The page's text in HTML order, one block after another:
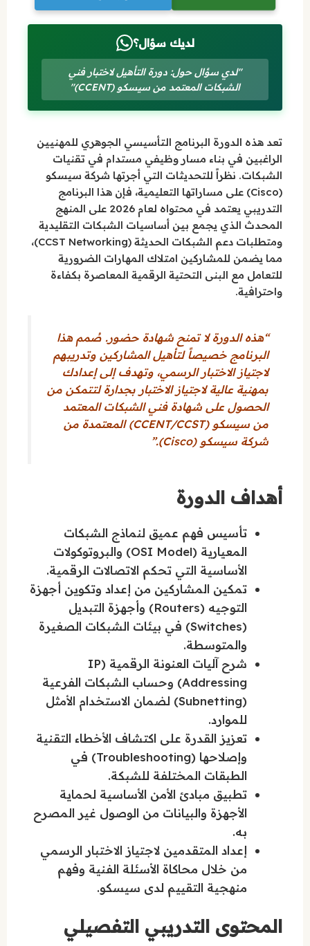
لديك سؤال؟
"لدي سؤال حول: دورة التأهيل لاختبار فني
الشبكات المعتمد من سيسكو (CCENT)"
تعد هذه الدورة البرنامج التأسيسي الجوهري للمهنيين
الراغبين في بناء مسار وظيفي مستدام في تقنيات
الشبكات. نظراً للتحديثات التي أجرتها شركة سيسكو
(Cisco) على مساراتها التعليمية، فإن هذا البرنامج
التدريبي يعتمد في محتواه لعام 2026 على المنهج
المحدث الذي يجمع بين أساسيات الشبكات التقليدية
ومتطلبات دعم الشبكات الحديثة (CCST Networking)،
مما يضمن للمشاركين امتلاك المهارات الضرورية
للتعامل مع البنى التحتية الرقمية المعاصرة بكفاءة
واحترافية.
“هذه الدورة لا تمنح شهادة حضور. صُمم هذا
البرنامج خصيصاً لتأهيل المشاركين وتدريبهم
لاجتياز الاختبار الرسمي، وتهدف إلى إعدادك
بمهنية عالية لاجتياز الاختبار بجدارة لتتمكن من
الحصول على شهادة فني الشبكات المعتمد
من سيسكو (CCENT/CCST) المعتمدة من
شركة سيسكو (Cisco).”
أهداف الدورة
تأسيس فهم عميق لنماذج الشبكات
المعيارية (OSI Model) والبروتوكولات
الأساسية التي تحكم الاتصالات الرقمية.
تمكين المشاركين من إعداد وتكوين أجهزة
التوجيه (Routers) وأجهزة التبديل
(Switches) في بيئات الشبكات الصغيرة
والمتوسطة.
شرح آليات العنونة الرقمية (IP
Addressing) وحساب الشبكات الفرعية
(Subnetting) لضمان الاستخدام الأمثل
للموارد.
تعزيز القدرة على اكتشاف الأخطاء التقنية
وإصلاحها (Troubleshooting) في
الطبقات المختلفة للشبكة.
تطبيق مبادئ الأمن الأساسية لحماية
الأجهزة والبيانات من الوصول غير المصرح
به.
إعداد المتقدمين لاجتياز الاختبار الرسمي
من خلال محاكاة الأسئلة الفنية وفهم
منهجية التقييم لدى سيسكو.
المحتوى التدريبي التفصيلي